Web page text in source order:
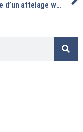
Montage d’un attelage westfalia sur ce split